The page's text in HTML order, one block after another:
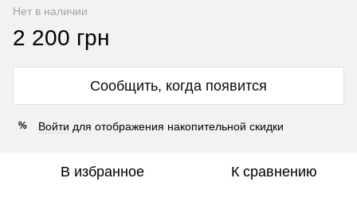
Нет в наличии
2 200 грн
Сообщить, когда появится
% Войти для отображения накопительной скидки
В избранное К сравнению